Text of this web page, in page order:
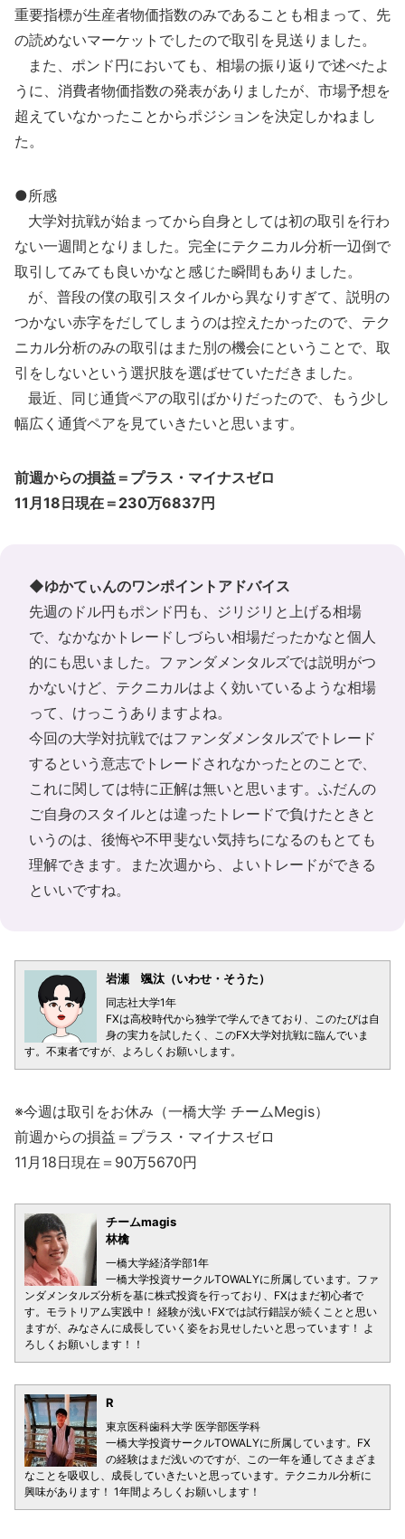
重要指標が生産者物価指数のみであることも相まって、先
の読めないマーケットでしたので取引を見送りました。
また、ポンド円においても、相場の振り返りで述べたよ
うに、消費者物価指数の発表がありましたが、市場予想を
超えていなかったことからポジションを決定しかねまし
た。
●所感
大学対抗戦が始まってから自身としては初の取引を行わ
ない一週間となりました。完全にテクニカル分析一辺倒で
取引してみても良いかなと感じた瞬間もありました。
が、普段の僕の取引スタイルから異なりすぎて、説明の
つかない赤字をだしてしまうのは控えたかったので、テク
ニカル分析のみの取引はまた別の機会にということで、取
引をしないという選択肢を選ばせていただきました。
最近、同じ通貨ペアの取引ばかりだったので、もう少し
幅広く通貨ペアを見ていきたいと思います。
前週からの損益＝プラス・マイナスゼロ
11月18日現在＝230万6837円
◆ゆかてぃんのワンポイントアドバイス
先週のドル円もポンド円も、ジリジリと上げる相場
で、なかなかトレードしづらい相場だったかなと個人
的にも思いました。ファンダメンタルズでは説明がつ
かないけど、テクニカルはよく効いているような相場
って、けっこうありますよね。
今回の大学対抗戦ではファンダメンタルズでトレード
するという意志でトレードされなかったとのことで、
これに関しては特に正解は無いと思います。ふだんの
ご自身のスタイルとは違ったトレードで負けたときと
いうのは、後悔や不甲斐ない気持ちになるのもとても
理解できます。また次週から、よいトレードができる
といいですね。
岩瀬 颯汰（いわせ・そうた）
同志社大学1年
FXは高校時代から独学で学んできており、このたびは自
身の実力を試したく、このFX大学対抗戦に臨んでいま
す。不束者ですが、よろしくお願いします。
※今週は取引をお休み（一橋大学 チームMegis）
前週からの損益＝プラス・マイナスゼロ
11月18日現在＝90万5670円
チームmagis
林檎
一橋大学経済学部1年
一橋大学投資サークルTOWALYに所属しています。ファ
ンダメンタルズ分析を基に株式投資を行っており、FXはまだ初心者で
す。モラトリアム実践中！ 経験が浅いFXでは試行錯誤が続くことと思い
ますが、みなさんに成長していく姿をお見せしたいと思っています！ よ
ろしくお願いします！！
R
東京医科歯科大学 医学部医学科
一橋大学投資サークルTOWALYに所属しています。FX
の経験はまだ浅いのですが、この一年を通してさまざま
なことを吸収し、成長していきたいと思っています。テクニカル分析に
興味があります！ 1年間よろしくお願いします！